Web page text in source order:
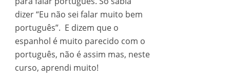
dizer “Eu não sei falar muito bem
português”. E dizem que o
espanhol é muito parecido com o
português, não é assim mas, neste
curso, aprendi muito!